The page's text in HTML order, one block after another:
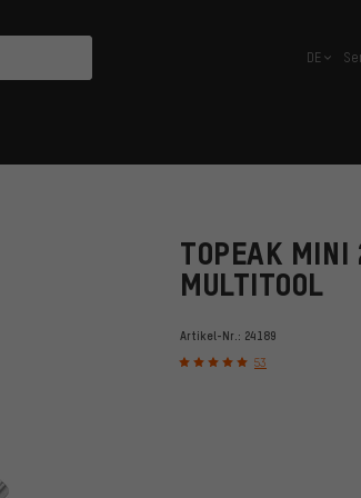
Deutsch
DE
TOPEAK MINI
MULTITOOL
Artikel-Nr.: 24189
53